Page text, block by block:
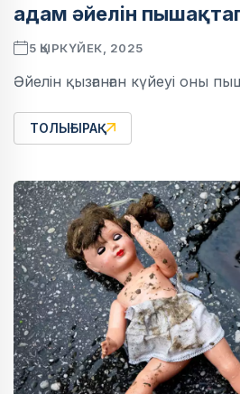
адам әйелін
5 ҚЫРКҮЙЕК, 2025
Әйелін қызғанған күйеуі оны
ТОЛЫҒЫРАҚ